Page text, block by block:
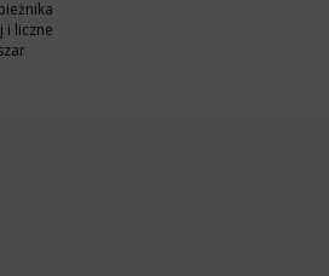
i liczne